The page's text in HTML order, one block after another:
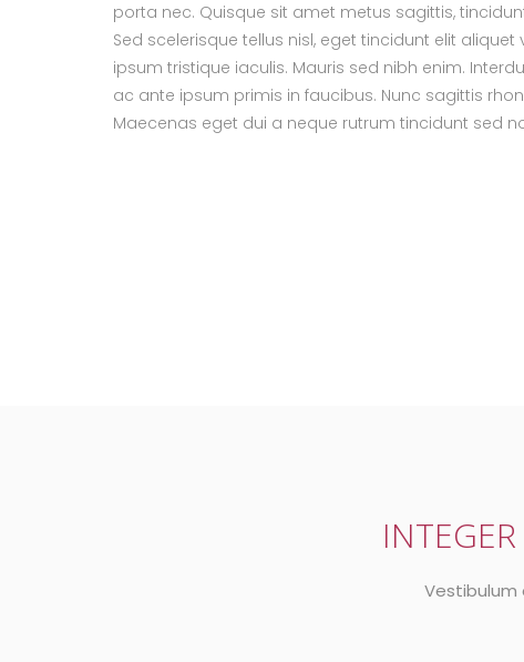
porta nec. Quisque sit amet metus sagittis,
Sed scelerisque tellus nisl, eget tincidunt elit aliquet
ipsum tristique iaculis. Mauris sed nibh enim.
ac ante ipsum primis in faucibus. Nunc sagittis
Maecenas eget dui a neque rutrum tincidunt sed